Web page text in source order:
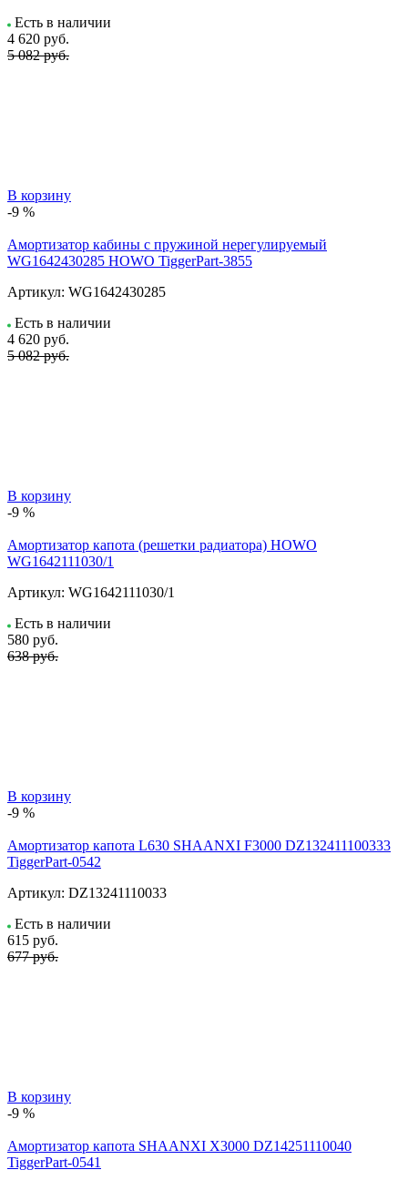
Есть в наличии
4 620 руб.
5 082 руб.
В корзину
-9 %
Амортизатор кабины с пружиной нерегулируемый
WG1642430285 HOWO TiggerPart-3855
Артикул: WG1642430285
Есть в наличии
4 620 руб.
5 082 руб.
В корзину
-9 %
Амортизатор капота (решетки радиатора) HOWO
WG1642111030/1
Артикул: WG1642111030/1
Есть в наличии
580 руб.
638 руб.
В корзину
-9 %
Амортизатор капота L630 SHAANXI F3000 DZ132411100333
TiggerPart-0542
Артикул: DZ13241110033
Есть в наличии
615 руб.
677 руб.
В корзину
-9 %
Амортизатор капота SHAANXI X3000 DZ14251110040
TiggerPart-0541